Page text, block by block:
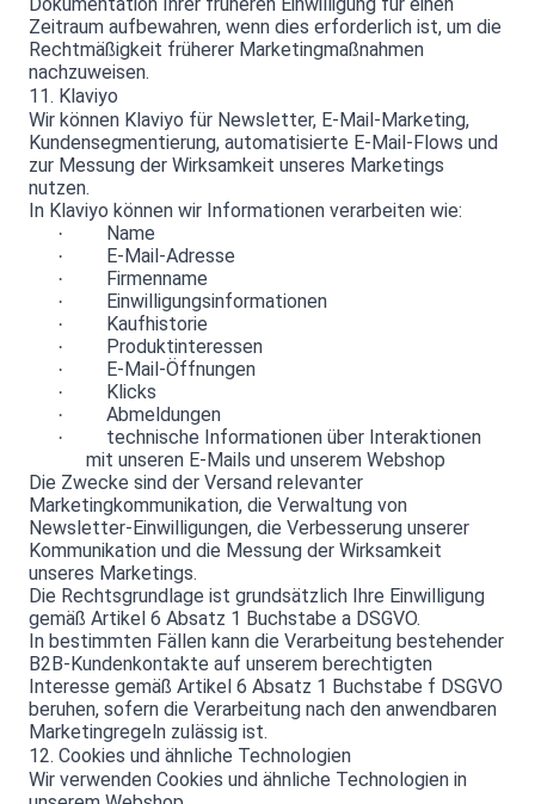
Zeitraum aufbewahren, wenn dies erforderlich ist, um die
Rechtmäßigkeit früherer Marketingmaßnahmen
nachzuweisen.
11. Klaviyo
Wir können Klaviyo für Newsletter, E-Mail-Marketing,
Kundensegmentierung, automatisierte E-Mail-Flows und
zur Messung der Wirksamkeit unseres Marketings
nutzen.
In Klaviyo können wir Informationen verarbeiten wie:
· Name
· E-Mail-Adresse
· Firmenname
· Einwilligungsinformationen
· Kaufhistorie
· Produktinteressen
· E-Mail-Öffnungen
· Klicks
· Abmeldungen
·
technische Informationen über Interaktionen
mit unseren E-Mails und unserem Webshop
Die Zwecke sind der Versand relevanter
Marketingkommunikation, die Verwaltung von
Newsletter-Einwilligungen, die Verbesserung unserer
Kommunikation und die Messung der Wirksamkeit
unseres Marketings.
Die Rechtsgrundlage ist grundsätzlich Ihre Einwilligung
gemäß Artikel 6 Absatz 1 Buchstabe a DSGVO.
In bestimmten Fällen kann die Verarbeitung bestehender
B2B-Kundenkontakte auf unserem berechtigten
Interesse gemäß Artikel 6 Absatz 1 Buchstabe f DSGVO
beruhen, sofern die Verarbeitung nach den anwendbaren
Marketingregeln zulässig ist.
12. Cookies und ähnliche Technologien
Wir verwenden Cookies und ähnliche Technologien in